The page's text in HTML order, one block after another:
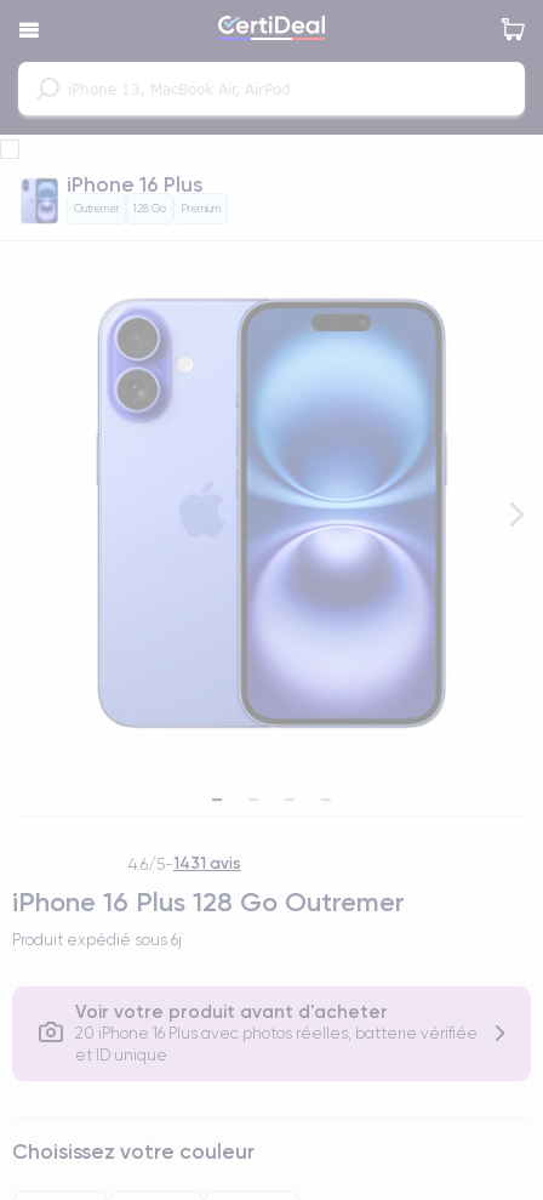
iPhone 16 Plus
Outremer 128 Go Premium
4.6/5-1431 avis
iPhone 16 Plus 128 Go Outremer
Produit expédié sous 6j
Voir votre produit avant d'acheter
20 iPhone 16 Plus avec photos réelles, batterie vérifiée
et ID unique
Choisissez votre couleur